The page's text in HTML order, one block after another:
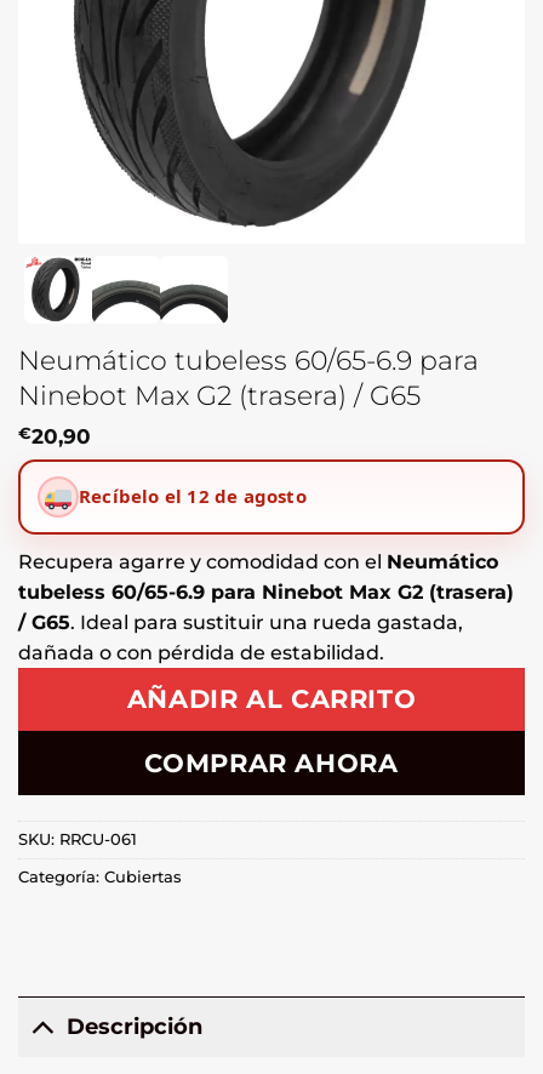
Neumático tubeless 60/65-6.9 para
Ninebot Max G2 (trasera) / G65
€20,90
Recíbelo el 12 de agosto
Recupera agarre y comodidad con el Neumático
tubeless 60/65-6.9 para Ninebot Max G2 (trasera)
/ G65. Ideal para sustituir una rueda gastada,
dañada o con pérdida de estabilidad.
AÑADIR AL CARRITO
COMPRAR AHORA
SKU: RRCU-061
Categoría: Cubiertas
Descripción